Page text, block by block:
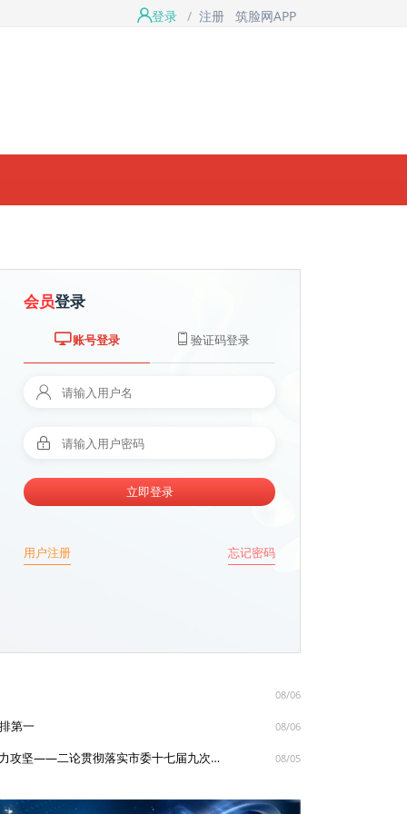
登录 / 注册 筑脸网APP
会员登录
账号登录 验证码登录
立即登录
用户注册 忘记密码
08/06
第一 08/06
诸暨时评丨牢牢扭住重点 持续发力攻坚——二论贯彻落实市委十七届九次全体会议暨市政府十八届九次全体会议精神 08/05